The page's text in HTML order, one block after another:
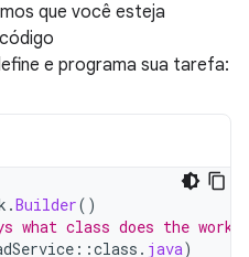
que você esteja
e programa sua tarefa:
.Builder()
what class does the work
::class . java)